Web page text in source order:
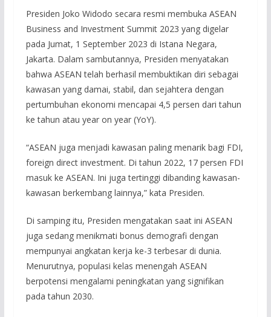
Presiden Joko Widodo secara resmi membuka ASEAN
Business and Investment Summit 2023 yang digelar
pada Jumat, 1 September 2023 di Istana Negara,
Jakarta. Dalam sambutannya, Presiden menyatakan
bahwa ASEAN telah berhasil membuktikan diri sebagai
kawasan yang damai, stabil, dan sejahtera dengan
pertumbuhan ekonomi mencapai 4,5 persen dari tahun
ke tahun atau year on year (YoY).
“ASEAN juga menjadi kawasan paling menarik bagi FDI,
foreign direct investment. Di tahun 2022, 17 persen FDI
masuk ke ASEAN. Ini juga tertinggi dibanding kawasan-
kawasan berkembang lainnya,” kata Presiden.
Di samping itu, Presiden mengatakan saat ini ASEAN
juga sedang menikmati bonus demografi dengan
mempunyai angkatan kerja ke-3 terbesar di dunia.
Menurutnya, populasi kelas menengah ASEAN
berpotensi mengalami peningkatan yang signifikan
pada tahun 2030.